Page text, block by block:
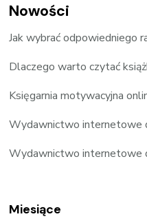
Nowości
Jak wybrać odpowiedniego
Dlaczego warto czytać
Księgarnia motywacyjna
Wydawnictwo internetowe
Wydawnictwo internetowe
Miesiące